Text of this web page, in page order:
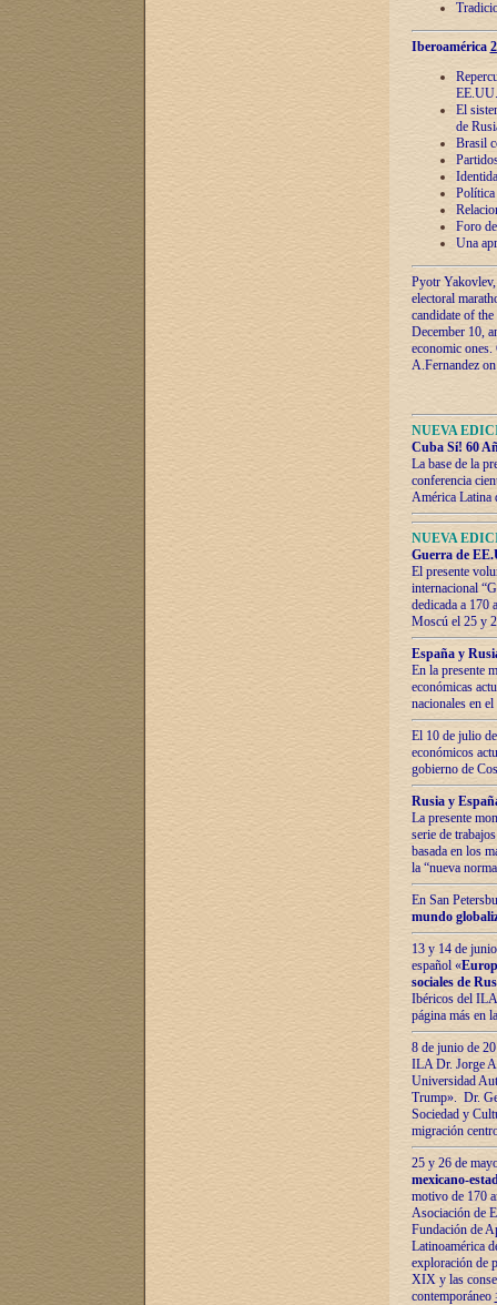
Iberoamérica
EE.UU.
El
de
Brasil
Política
Foro
Una
Pyotr
electoral
candidate of
December 10,
economic
A.Fernandez
NUEVA
Cuba Sí! 60
La base de la
conferencia
América Latina
NUEVA
Guerra de
El presente
internacional
dedicada a 170
Moscú el 25 y
España y
En la presente
económicas
nacionales en
El 10 de julio
económicos
gobierno de
Rusia y
La presente
serie de
basada en los
la “nueva
En San
mundo
13 y 14 de
español «
sociales de
Ibéricos del ILA
página más en
8 de junio de
ILA Dr. Jorge
Universidad
Trump». Dr.
Sociedad y
migración
25 y 26 de
mexicano-
motivo de 170
Asociación de
Fundación de
Latinoamérica
exploración de
XIX y las
contemporáneo